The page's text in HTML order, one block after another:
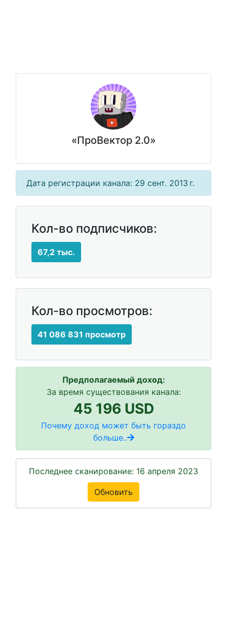
«ПроВектор 2.0»
Дата регистрации канала: 29 сент. 2013 г.
Кол-во подписчиков:
67,2 тыс.
Кол-во просмотров:
41 086 831 просмотр
Предполагаемый доход:
За время существования канала:
45 196 USD
Почему доход может быть гораздо
больше..
Последнее сканирование: 16 апреля 2023
Обновить